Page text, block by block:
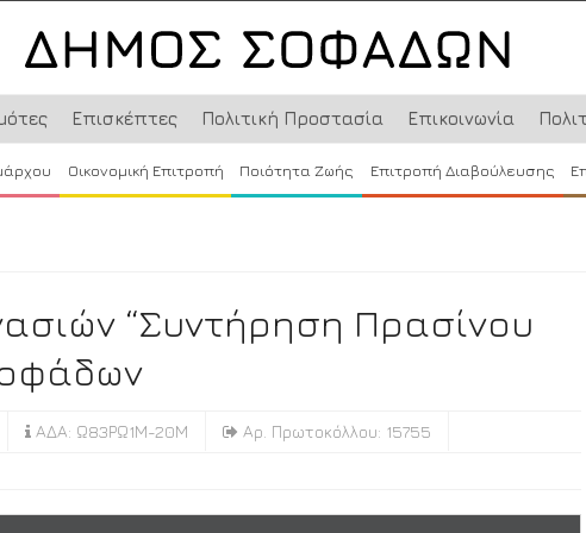
Επισκέπτες Πολιτική Προστασία Επικοινωνία
Οικονομική Επιτροπή Ποιότητα Ζωής Επιτροπή Διαβούλευσης
“Συντήρηση Πρασίνου
ΑΔΑ: Ω83ΡΩ1Μ-20Μ Αρ. Πρωτοκόλλου: 15755